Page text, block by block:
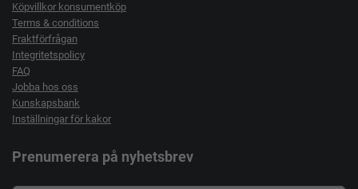
Köpvillkor konsumentköp
Terms & conditions
Fraktförfrågan
Integritetspolicy
FAQ
Jobba hos oss
Kunskapsbank
Inställningar för kakor
Prenumerera på nyhetsbrev